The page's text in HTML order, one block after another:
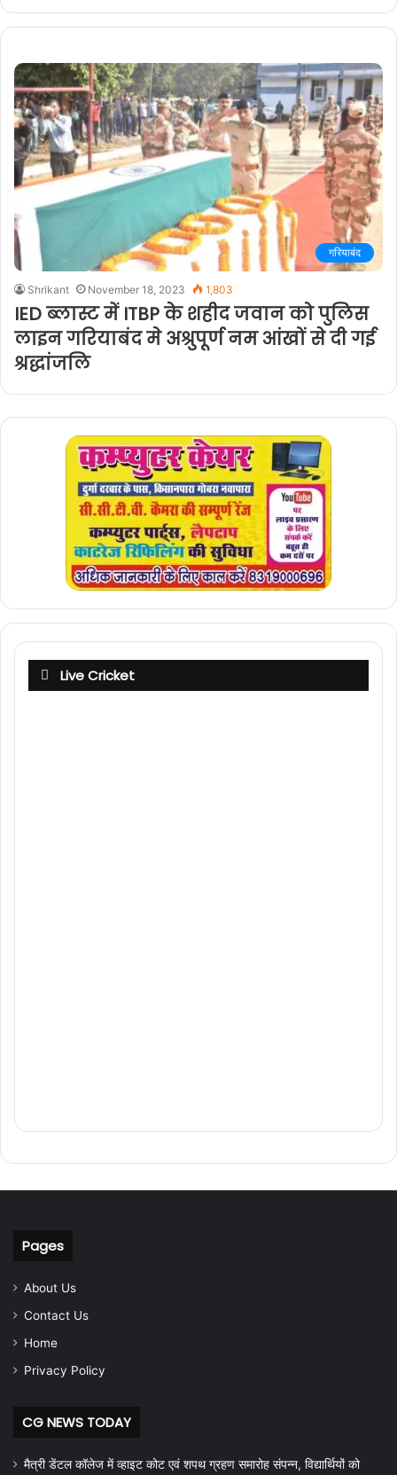
गरियाबंद
Shrikant November 18, 2023 1,803
IED ब्लास्ट में ITBP के शहीद जवान को पुलिस
लाइन गरियाबंद मे अश्रुपूर्ण नम आंखों से दी गई
श्रद्धांजलि
Live Cricket
Pages
About Us
Contact Us
Home
Privacy Policy
CG NEWS TODAY
मैत्री डेंटल कॉलेज में व्हाइट कोट एवं शपथ ग्रहण समारोह संपन्न, विद्यार्थियों को